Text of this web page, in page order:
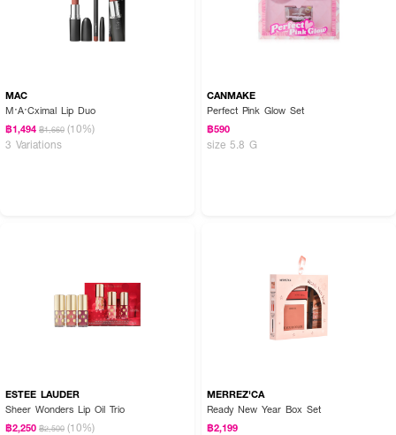
MAC
M·A·Cximal Lip Duo
฿1,494 ฿1,660 (10%)
3 Variations
CANMAKE
Perfect Pink Glow Set
฿590
size 5.8 G
ESTEE LAUDER
Sheer Wonders Lip Oil Trio
฿2,250 ฿2,500 (10%)
MERREZ'CA
Ready New Year Box Set
฿2,199